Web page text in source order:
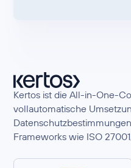
Kertos ist die All-in-One-
vollautomatische
Frameworks wie ISO